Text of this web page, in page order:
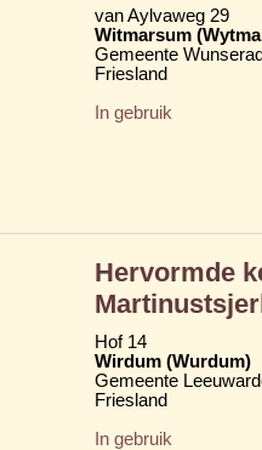
van Aylvaweg 29
Witmarsum
Gemeente
Friesland
In gebruik
Hervormde
Hof 14
Wirdum (Wurdum)
Gemeente
Friesland
In gebruik